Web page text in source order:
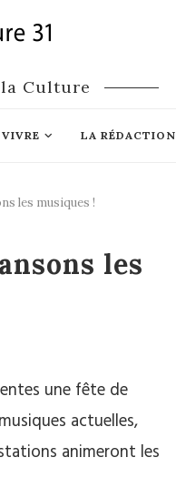
Culture
LA RÉDACTION
les musiques !
les
une fête de
actuelles,
animeront les